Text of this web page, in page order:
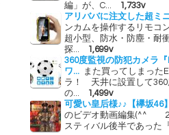
編」が、C...
1,733v
アリババに注文した超ミ
ンカムを操作するリモコ
超小型、防水・防塵・耐
探...
1,699v
360度監視の防犯カメラ『
ワ... また買ってしまった
ラ！ 天井に設置して360
の...
1,499v
可愛い皇后様♪♪【欅坂46
のビデオ動画編集(^^ゞ
スティバル後半であった